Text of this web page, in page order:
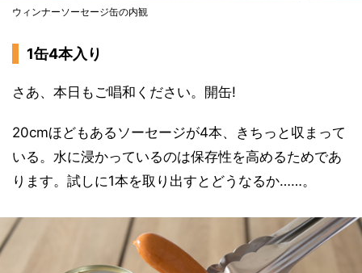
ウィンナーソーセージ缶の内観
1缶4本入り
さあ、本日もご唱和ください。開缶!
20cmほどもあるソーセージが4本、きちっと収まって
いる。水に浸かっているのは保存性を高めるためであ
ります。試しに1本を取り出すとどうなるか……。